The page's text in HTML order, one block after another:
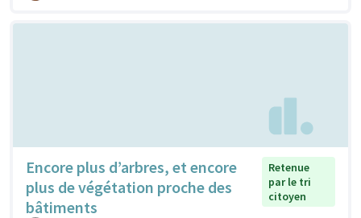
Encore plus d’arbres, et encore
plus de végétation proche des
bâtiments
Retenue
par le tri
citoyen